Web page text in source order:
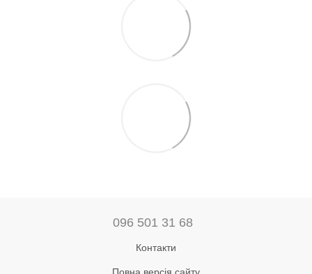
096 501 31 68
Контакти